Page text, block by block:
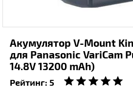
Акумулятор V-Mount
для Panasonic VariCam
14.8V 13200 mAh)
Рейтинг: 5